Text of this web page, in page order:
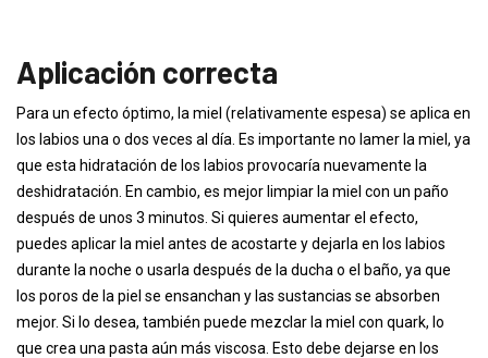
Aplicación correcta
Para un efecto óptimo, la miel (relativamente espesa) se aplica en
los labios una o dos veces al día. Es importante no lamer la miel, ya
que esta hidratación de los labios provocaría nuevamente la
deshidratación. En cambio, es mejor limpiar la miel con un paño
después de unos 3 minutos. Si quieres aumentar el efecto,
puedes aplicar la miel antes de acostarte y dejarla en los labios
durante la noche o usarla después de la ducha o el baño, ya que
los poros de la piel se ensanchan y las sustancias se absorben
mejor. Si lo desea, también puede mezclar la miel con quark, lo
que crea una pasta aún más viscosa. Esto debe dejarse en los